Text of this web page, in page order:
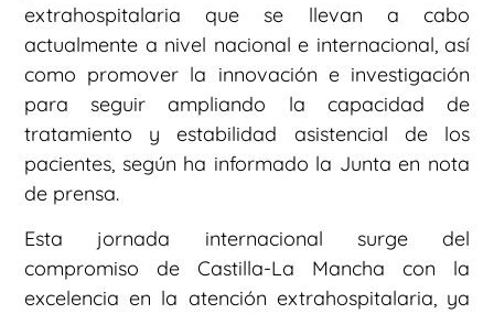
extrahospitalaria que se llevan a cabo
actualmente a nivel nacional e internacional, así
como promover la innovación e investigación
para seguir ampliando la capacidad de
tratamiento y estabilidad asistencial de los
pacientes, según ha informado la Junta en nota
de prensa.
Esta jornada internacional surge del
compromiso de Castilla-La Mancha con la
excelencia en la atención extrahospitalaria, ya